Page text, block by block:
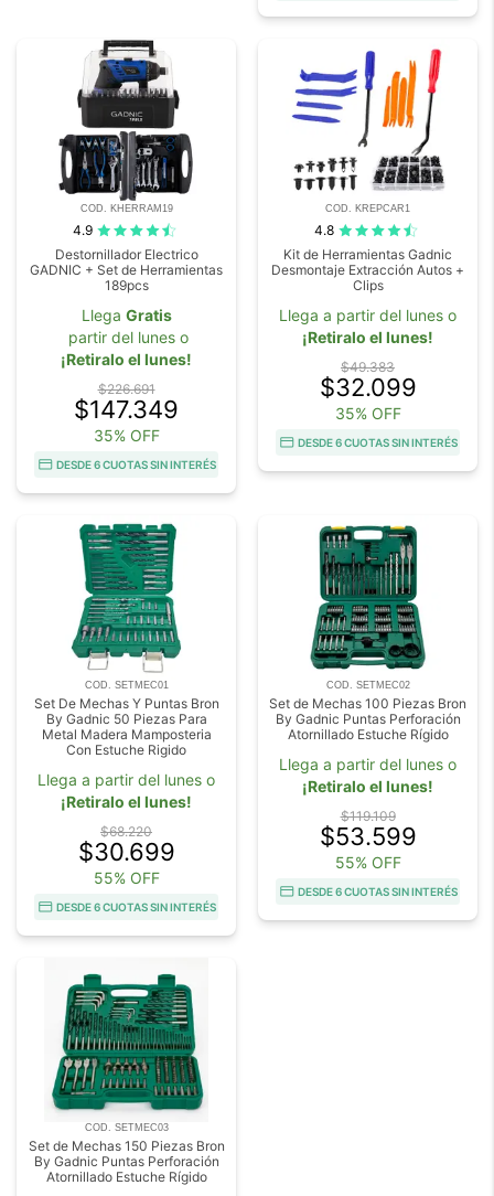
COD. KHERRAM19
4.9
Destornillador Electrico
GADNIC + Set de Herramientas
189pcs
Llega Gratis
partir del lunes o
¡Retiralo el lunes!
$226.691
$147.349
35% OFF
DESDE 6 CUOTAS SIN INTERÉS
COD. KREPCAR1
4.8
Kit de Herramientas Gadnic
Desmontaje Extracción Autos +
Clips
Llega a partir del lunes o
¡Retiralo el lunes!
$49.383
$32.099
35% OFF
DESDE 6 CUOTAS SIN INTERÉS
COD. SETMEC01
Set De Mechas Y Puntas Bron
By Gadnic 50 Piezas Para
Metal Madera Mamposteria
Con Estuche Rigido
Llega a partir del lunes o
¡Retiralo el lunes!
$68.220
$30.699
55% OFF
DESDE 6 CUOTAS SIN INTERÉS
COD. SETMEC02
Set de Mechas 100 Piezas Bron
By Gadnic Puntas Perforación
Atornillado Estuche Rígido
Llega a partir del lunes o
¡Retiralo el lunes!
$119.109
$53.599
55% OFF
DESDE 6 CUOTAS SIN INTERÉS
COD. SETMEC03
Set de Mechas 150 Piezas Bron
By Gadnic Puntas Perforación
Atornillado Estuche Rígido